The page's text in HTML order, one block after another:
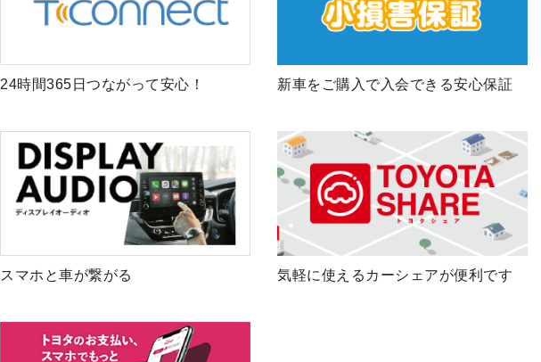
24時間365日つながって安心！ 新車をご購入で入会できる安心保証
スマホと車が繋がる 気軽に使えるカーシェアが便利です